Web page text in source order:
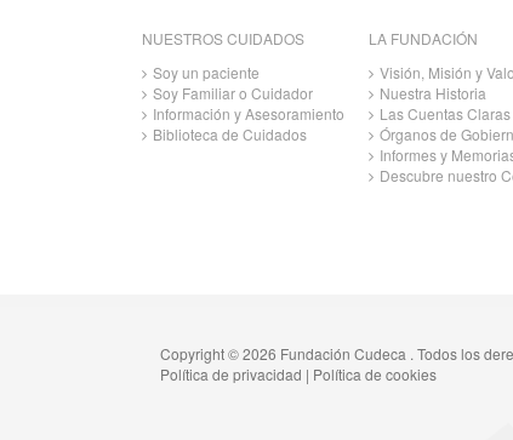
NUESTROS CUIDADOS
Soy un paciente
Soy Familiar o Cuidador
Información y Asesoramiento
Biblioteca de Cuidados
LA FUNDACIÓN
Visión, Misión y
Nuestra Historia
Las Cuentas Claras
Órganos de
Informes y
Descubre nuestro
Copyright © 2026 Fundación Cudeca . Todos los
Política de privacidad | Política de cookies